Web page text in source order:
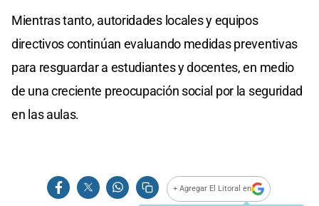
Mientras tanto, autoridades locales y equipos
directivos continúan evaluando medidas preventivas
para resguardar a estudiantes y docentes, en medio
de una creciente preocupación social por la seguridad
en las aulas.
+ Agregar El Litoral en